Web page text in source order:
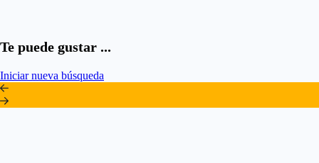
Te puede gustar ...
Iniciar nueva búsqueda